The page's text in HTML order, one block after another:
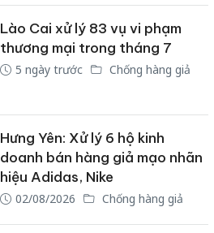
Lào Cai xử lý 83 vụ vi phạm
thương mại trong tháng 7
5 ngày trước Chống hàng giả
Hưng Yên: Xử lý 6 hộ kinh
doanh bán hàng giả mạo nhãn
hiệu Adidas, Nike
02/08/2026 Chống hàng giả